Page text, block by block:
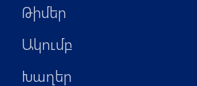
Թիմեր
Ակումբ
Խաղեր